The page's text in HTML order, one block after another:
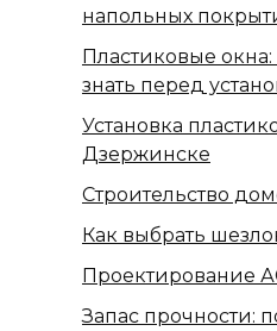
напольных
Пластиковые окна:
знать перед
Установка
Дзержинске
Строительство
Как выбрать
Проектирование
Запас прочности: